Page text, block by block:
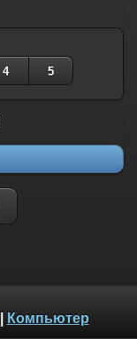
4 5
Компьютер